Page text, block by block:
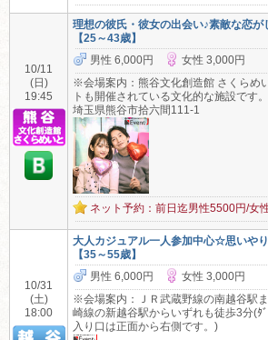
10/11
(日)
19:45
理想の彼氏・彼女の出会い♪素敵な恋が
【25～43歳】
男性 6,000円
女性 3,000円
※会場案内：熊谷文化創造館 さくらめ
トも開催されている文化的な施設です
埼玉県熊谷市拾六間111-1
ネット予約：前日迄男性5500円/女
10/31
(土)
18:00
大人カジュアル一人参加中心☆思いや
【35～55歳】
男性 6,000円
女性 3,000円
※会場案内：ＪＲ武蔵野線の南越谷駅
崎線の新越谷駅からいずれも徒歩3分(ﾀﾞ
入り口は正面から右側です。)